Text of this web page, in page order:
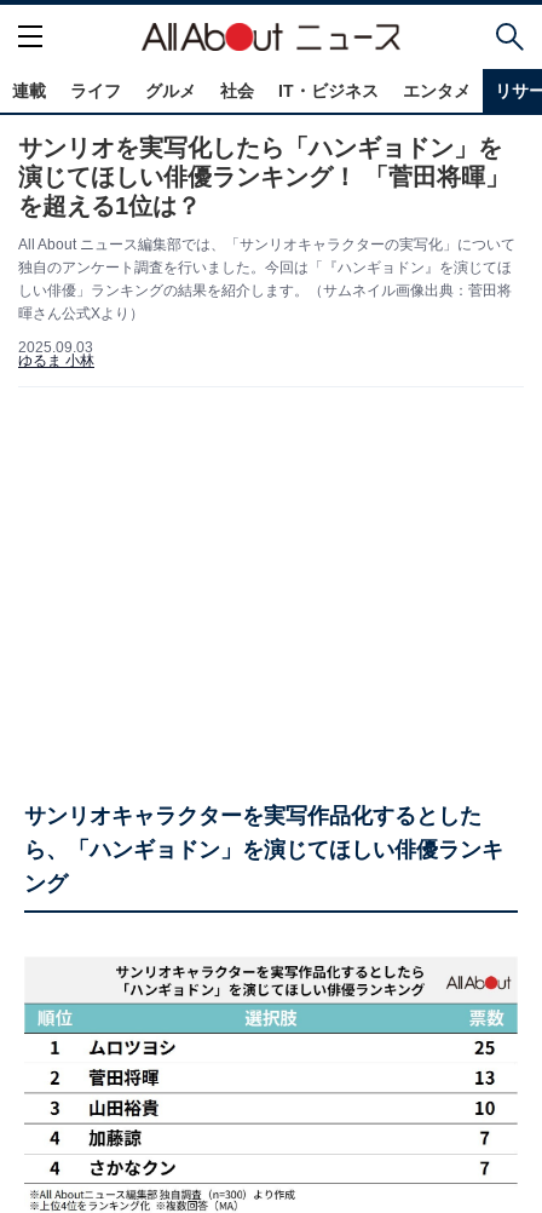
連載 ライフ グルメ 社会 IT・ビジネス エンタメ リサ
サンリオを実写化したら「ハンギョドン」を
演じてほしい俳優ランキング！ 「菅田将暉」
を超える1位は？
All About ニュース編集部では、「サンリオキャラクターの実写化」について
独自のアンケート調査を行いました。今回は「『ハンギョドン』を演じてほ
しい俳優」ランキングの結果を紹介します。（サムネイル画像出典：菅田将
暉さん公式Xより）
2025.09.03
ゆるま 小林
サンリオキャラクターを実写作品化するとした
ら、「ハンギョドン」を演じてほしい俳優ランキ
ング